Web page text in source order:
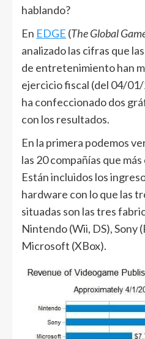
hablando?
En EDGE (The Global
analizado las cifras que
de entretenimiento han
ejercicio fiscal (del 04/
ha confeccionado dos
con los resultados.
En la primera podemos
las 20 compañías que
Están incluidos los
hardware con lo que las
situadas son las tres
Nintendo (Wii, DS), Sony
Microsoft (XBox).